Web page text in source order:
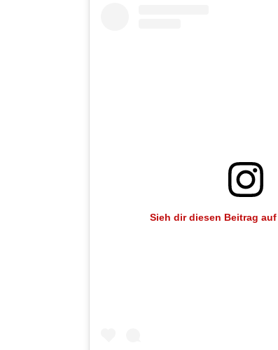
Sieh dir diesen Beitrag